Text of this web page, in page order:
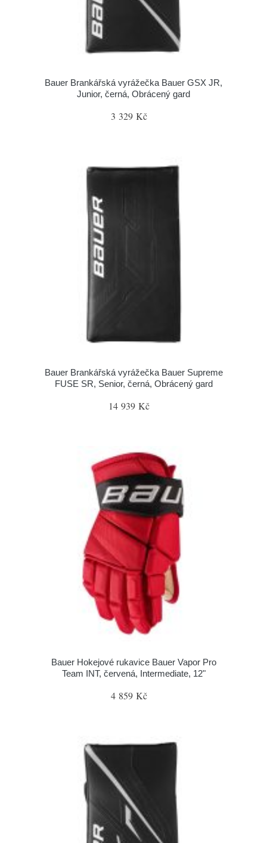
Bauer Brankářská vyrážečka Bauer GSX JR,
Junior, černá, Obrácený gard
3 329 Kč
Bauer Brankářská vyrážečka Bauer Supreme
FUSE SR, Senior, černá, Obrácený gard
14 939 Kč
Bauer Hokejové rukavice Bauer Vapor Pro
Team INT, červená, Intermediate, 12"
4 859 Kč